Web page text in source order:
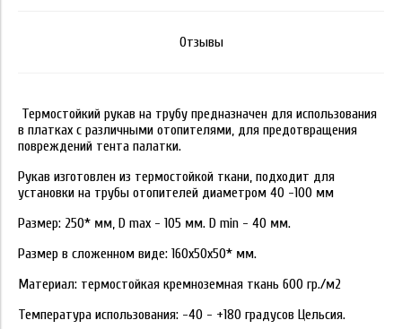
Отзывы
Термостойкий рукав на трубу предназначен для использования
в платках с различными отопителями, для предотвращения
повреждений тента палатки.
Рукав изготовлен из термостойкой ткани, подходит для
установки на трубы отопителей диаметром 40 -100 мм
Размер: 250* мм, D max - 105 мм. D min - 40 мм.
Размер в сложенном виде: 160х50х50* мм.
Материал: термостойкая кремноземная ткань 600 гр./м2
Температура использования: -40 - +180 градусов Цельсия.